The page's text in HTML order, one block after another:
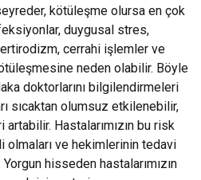
kötüleşme olursa en çok
duygusal stres,
cerrahi işlemler ve
neden olabilir. Böyle
doktorlarını bilgilendirmeleri
sıcaktan olumsuz etkilenebilir,
Hastalarımızın bu risk
olmaları ve hekimlerinin tedavi
hisseden hastalarımızın